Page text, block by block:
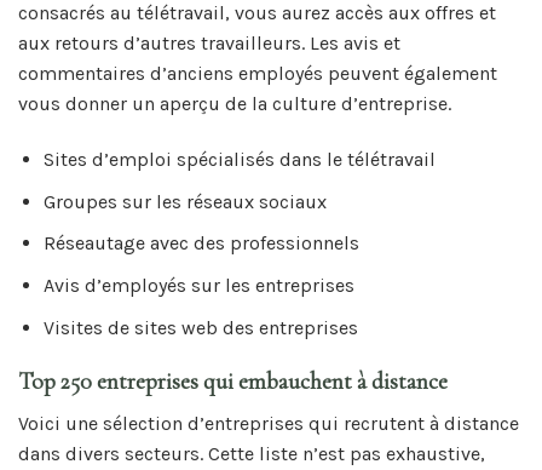
consacrés au télétravail, vous aurez accès aux offres et
aux retours d’autres travailleurs. Les avis et
commentaires d’anciens employés peuvent également
vous donner un aperçu de la culture d’entreprise.
Sites d’emploi spécialisés dans le télétravail
Groupes sur les réseaux sociaux
Réseautage avec des professionnels
Avis d’employés sur les entreprises
Visites de sites web des entreprises
Top 250 entreprises qui embauchent à distance
Voici une sélection d’entreprises qui recrutent à distance
dans divers secteurs. Cette liste n’est pas exhaustive,